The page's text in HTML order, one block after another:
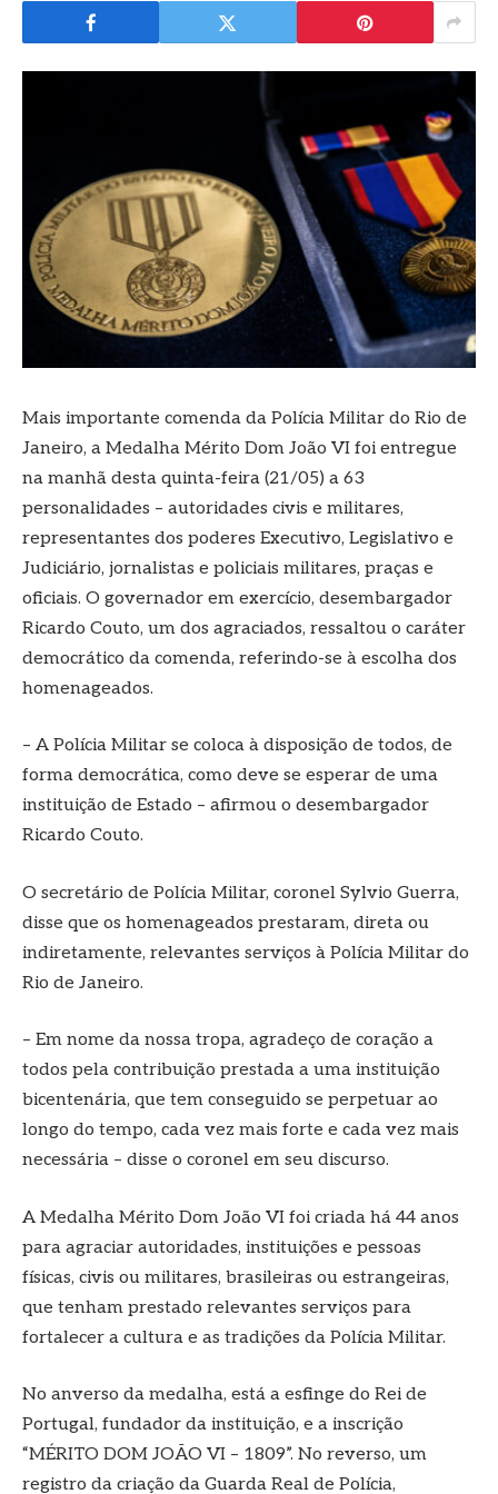
Mais importante comenda da Polícia Militar do Rio de
Janeiro, a Medalha Mérito Dom João VI foi entregue
na manhã desta quinta-feira (21/05) a 63
personalidades – autoridades civis e militares,
representantes dos poderes Executivo, Legislativo e
Judiciário, jornalistas e policiais militares, praças e
oficiais. O governador em exercício, desembargador
Ricardo Couto, um dos agraciados, ressaltou o caráter
democrático da comenda, referindo-se à escolha dos
homenageados.
– A Polícia Militar se coloca à disposição de todos, de
forma democrática, como deve se esperar de uma
instituição de Estado – afirmou o desembargador
Ricardo Couto.
O secretário de Polícia Militar, coronel Sylvio Guerra,
disse que os homenageados prestaram, direta ou
indiretamente, relevantes serviços à Polícia Militar do
Rio de Janeiro.
– Em nome da nossa tropa, agradeço de coração a
todos pela contribuição prestada a uma instituição
bicentenária, que tem conseguido se perpetuar ao
longo do tempo, cada vez mais forte e cada vez mais
necessária – disse o coronel em seu discurso.
A Medalha Mérito Dom João VI foi criada há 44 anos
para agraciar autoridades, instituições e pessoas
físicas, civis ou militares, brasileiras ou estrangeiras,
que tenham prestado relevantes serviços para
fortalecer a cultura e as tradições da Polícia Militar.
No anverso da medalha, está a esfinge do Rei de
Portugal, fundador da instituição, e a inscrição
“MÉRITO DOM JOÃO VI – 1809”. No reverso, um
registro da criação da Guarda Real de Polícia,